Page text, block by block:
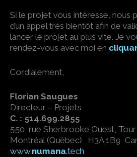
Si le projet vous intéresse, nous
d’un appel très bientôt afin de
lancer le projet au plus vite. Je
rendez-vous avec moi en
Cordialement,
Florian Saugues
Directeur – Projets
C. : 514.699.2855
550, rue Sherbrooke Ouest,
Montréal (Québec) H3A 1B9
www.numana.tech